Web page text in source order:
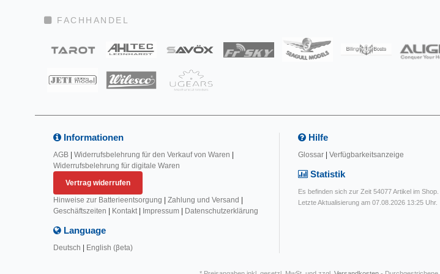
FACHHANDEL
Informationen
AGB Widerrufsbelehrung für den Verkauf von Waren
Widerrufsbelehrung für digitale Waren
Vertrag widerrufen
Hinweise zur Batterieentsorgung
Zahlung und Versand
Geschäftszeiten
Kontakt| Impressum Datenschutzerklärung
Language
Deutsch English (βeta)
Hilfe
Glossar Verfügbarkeitsanzeige
Statistik
Es befinden sich zur Zeit 54077 Artikel im Shop.
Letzte Aktualisierung am 07.08.2026 13:25 Uhr.